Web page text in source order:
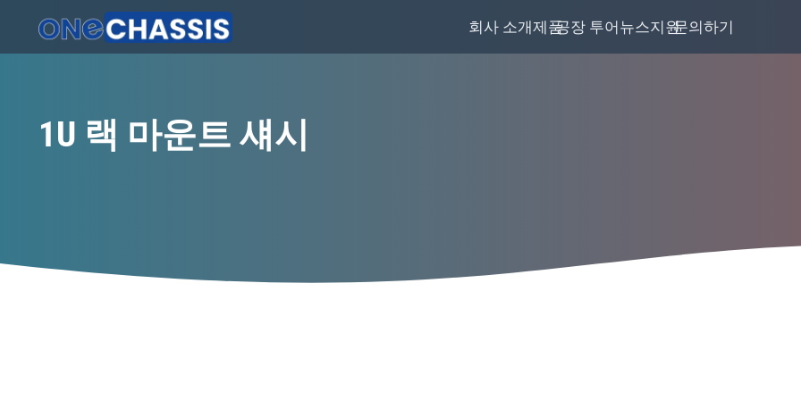
회사 소개제품공장 투어뉴스지원문의하기
1U 랙 마운트 섀시